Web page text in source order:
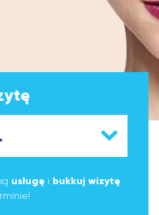
usługę i bukkuj wizytę